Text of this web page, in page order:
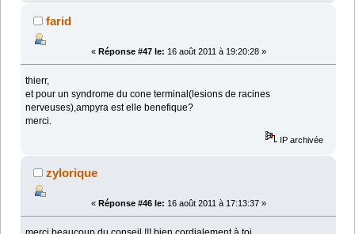
farid
« Réponse #47 le: 16 août 2011 à 19:20:28 »
thierr,
et pour un syndrome du cone terminal(lesions de racines
nerveuses),ampyra est elle benefique?
merci.
IP archivée
zylorique
« Réponse #46 le: 16 août 2011 à 17:13:37 »